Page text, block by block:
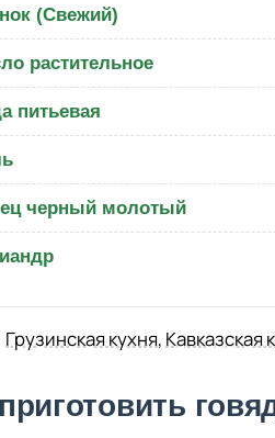
(Свежий)
растительное
питьевая
черный молотый
Грузинская кухня, Кавказская